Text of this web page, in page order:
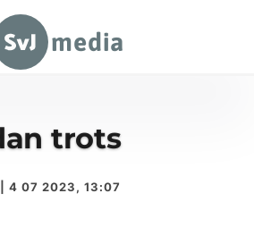
SvJ media
trots
|4 07 2023, 13:07
& International